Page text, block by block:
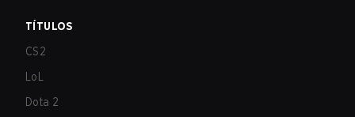
TÍTULOS
CS2
LoL
Dota 2